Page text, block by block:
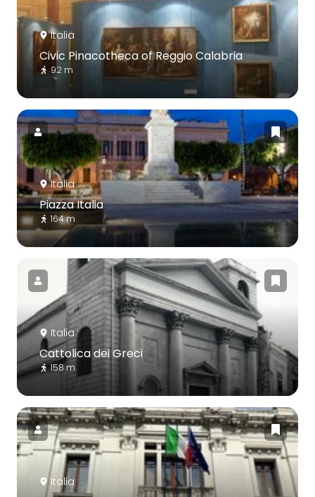
Italia
Civic Pinacotheca of Reggio Calabria
92 m
Italia
Piazza Italia
164 m
Italia
Cattolica dei Greci
158 m
Italia